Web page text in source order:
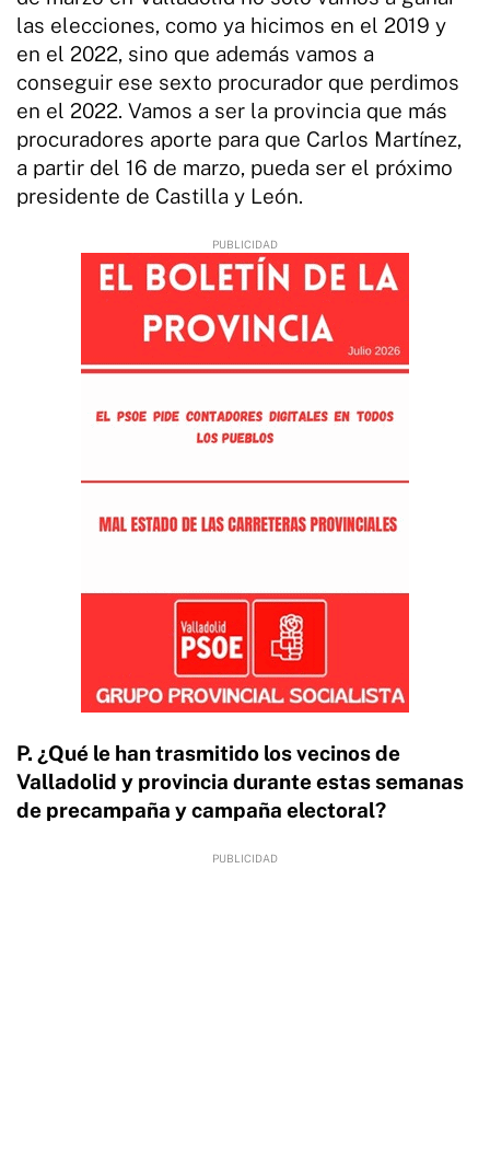
las elecciones, como ya hicimos en el 2019 y
en el 2022, sino que además vamos a
conseguir ese sexto procurador que perdimos
en el 2022. Vamos a ser la provincia que más
procuradores aporte para que Carlos Martínez,
a partir del 16 de marzo, pueda ser el próximo
presidente de Castilla y León.
P. ¿Qué le han trasmitido los vecinos de
Valladolid y provincia durante estas semanas
de precampaña y campaña electoral?